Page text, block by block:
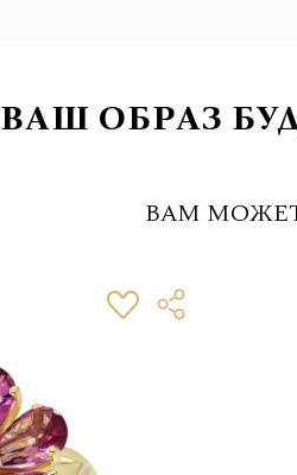
ВАШ ОБРАЗ
ВАМ